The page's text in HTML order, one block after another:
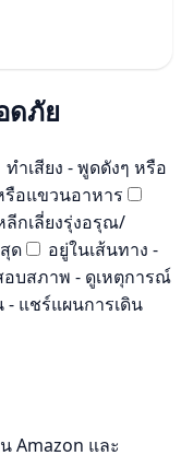
ดภัย
ทำเสียง - พูดดังๆ หรือ
รือแขวนอาหาร
ลีกเลี่ยงรุ่งอรุณ/
ด
อยู่ในเส้นทาง -
อบสภาพ - ดูเหตุการณ์
แชร์แผนการเดิน
Amazon และ